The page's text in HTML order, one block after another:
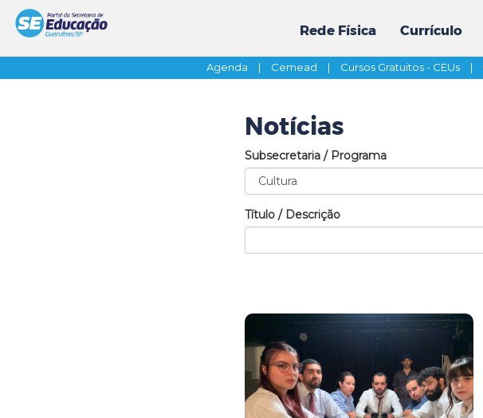
Rede Física Currículo
Agenda | Cemead | Cursos Gratuitos - CEUs |
Notícias
Subsecretaria / Programa
Título / Descrição